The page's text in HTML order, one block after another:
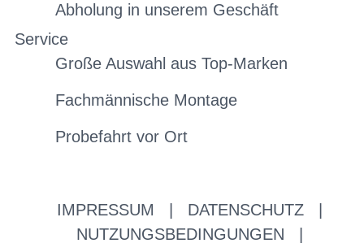
Abholung in unserem Geschäft
Service
Große Auswahl aus Top-Marken
Fachmännische Montage
Probefahrt vor Ort
IMPRESSUM DATENSCHUTZ
NUTZUNGSBEDINGUNGEN